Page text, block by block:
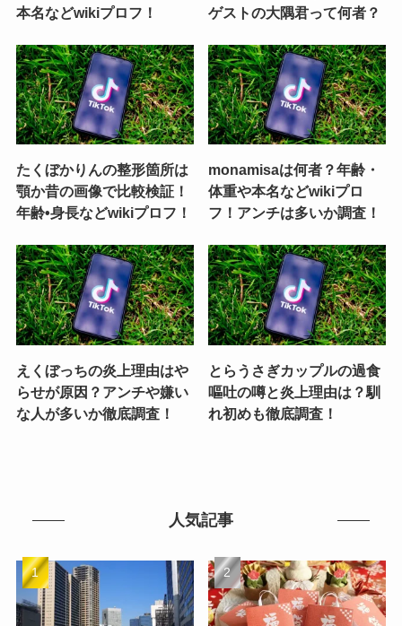
本名などwikiプロフ！
ゲストの大隅君って何者？
たくぼかりんの整形箇所は
顎か昔の画像で比較検証！
年齢•身長などwikiプロフ！
monamisaは何者？年齢・
体重や本名などwikiプロ
フ！アンチは多いか調査！
えくぼっちの炎上理由はや
らせが原因？アンチや嫌い
な人が多いか徹底調査！
とらうさぎカップルの過食
嘔吐の噂と炎上理由は？馴
れ初めも徹底調査！
人気記事